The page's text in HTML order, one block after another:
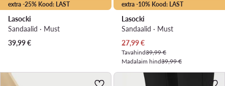
extra -25% Kood: LAST
Lasocki
Sandaalid · Must
39,99€
extra -10% Kood: LAST
Lasocki
Sandaalid · Must
Praegune hind
27,99€
Tavahind39,99 €
Madalaim hind39,99 €